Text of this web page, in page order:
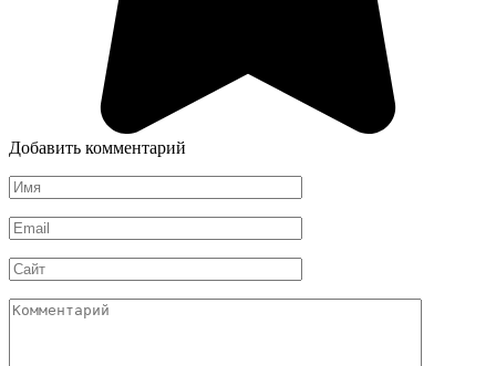
Добавить комментарий
Имя
*
Email
*
Сайт
Комментарий